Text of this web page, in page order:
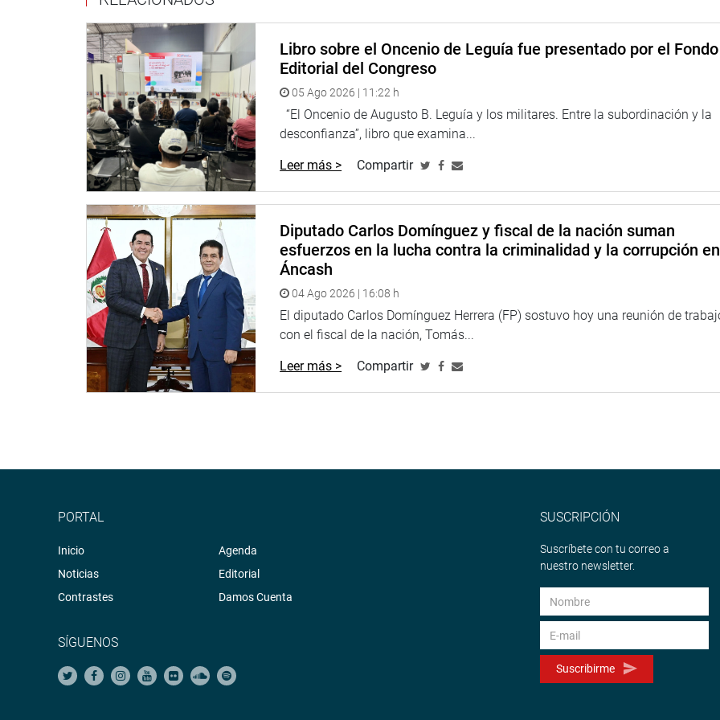
Lima, 20 de abril del 2021
Despacho Congresal
Libro sobre el Oncenio de Leguía fue presentado por el Fondo
Editorial del Congreso
05 Ago 2026 | 11:22 h
“El Oncenio de Augusto B. Leguía y los militares. Entre la subordinación y la
desconfianza”, libro que examina...
Leer más > Compartir
Diputado Carlos Domínguez y fiscal de la nación suman
esfuerzos en la lucha contra la criminalidad y la corrupción en
Áncash
04 Ago 2026 | 16:08 h
El diputado Carlos Domínguez Herrera (FP) sostuvo hoy una reunión de
con el fiscal de la nación, Tomás...
Leer más > Compartir
PORTAL
Inicio
Noticias
Contrastes
Agenda
Editorial
Damos Cuenta
SÍGUENOS
SUSCRIPCIÓN
Suscríbete con tu correo a
nuestro newsletter.
Suscribirme